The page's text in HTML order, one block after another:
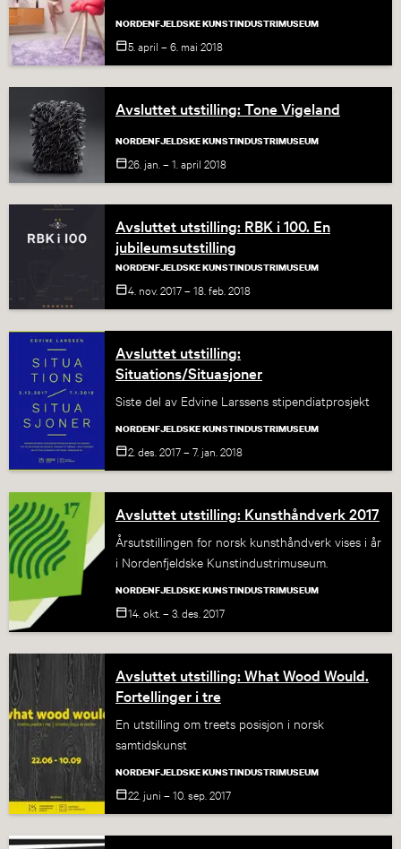
NORDENFJELDSKE KUNSTINDUSTRIMUSEUM
5. april – 6. mai 2018
Avsluttet utstilling: Tone Vigeland
NORDENFJELDSKE KUNSTINDUSTRIMUSEUM
26. jan. – 1. april 2018
Avsluttet utstilling: RBK i 100. En
jubileumsutstilling
NORDENFJELDSKE KUNSTINDUSTRIMUSEUM
4. nov. 2017 – 18. feb. 2018
Avsluttet utstilling:
Situations/Situasjoner
Siste del av Edvine Larssens stipendiatprosjekt
NORDENFJELDSKE KUNSTINDUSTRIMUSEUM
2. des. 2017 – 7. jan. 2018
Avsluttet utstilling: Kunsthåndverk 2017
Årsutstillingen for norsk kunsthåndverk vises i år
i Nordenfjeldske Kunstindustrimuseum.
NORDENFJELDSKE KUNSTINDUSTRIMUSEUM
14. okt. – 3. des. 2017
Avsluttet utstilling: What Wood Would.
Fortellinger i tre
En utstilling om treets posisjon i norsk
samtidskunst
NORDENFJELDSKE KUNSTINDUSTRIMUSEUM
22. juni – 10. sep. 2017